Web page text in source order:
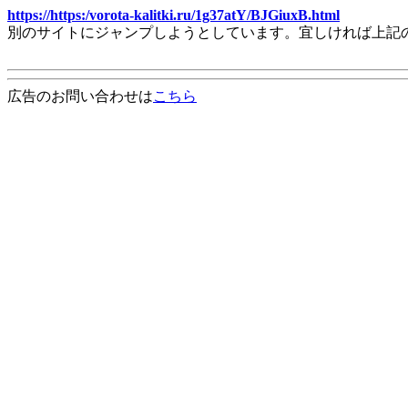
https://https:/vorota-kalitki.ru/1g37atY/BJGiuxB.html
別のサイトにジャンプしようとしています。宜しければ上
広告のお問い合わせはこちら